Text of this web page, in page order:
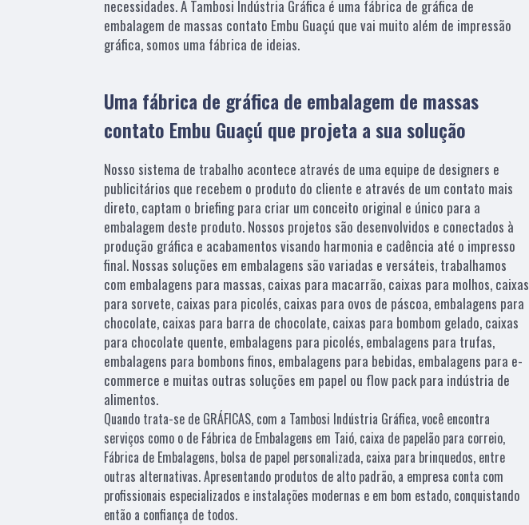
necessidades. A Tambosi Indústria Gráfica é uma fábrica de gráfica de
embalagem de massas contato Embu Guaçú que vai muito além de impressão
gráfica, somos uma fábrica de ideias.
Uma fábrica de gráfica de embalagem de massas
contato Embu Guaçú que projeta a sua solução
Nosso sistema de trabalho acontece através de uma equipe de designers e
publicitários que recebem o produto do cliente e através de um contato mais
direto, captam o briefing para criar um conceito original e único para a
embalagem deste produto. Nossos projetos são desenvolvidos e conectados à
produção gráfica e acabamentos visando harmonia e cadência até o impresso
final. Nossas soluções em embalagens são variadas e versáteis, trabalhamos
com embalagens para massas, caixas para macarrão, caixas para molhos, caixas
para sorvete, caixas para picolés, caixas para ovos de páscoa, embalagens para
chocolate, caixas para barra de chocolate, caixas para bombom gelado, caixas
para chocolate quente, embalagens para picolés, embalagens para trufas,
embalagens para bombons finos, embalagens para bebidas, embalagens para e-
commerce e muitas outras soluções em papel ou flow pack para indústria de
alimentos.
Quando trata-se de GRÁFICAS, com a Tambosi Indústria Gráfica, você encontra
serviços como o de Fábrica de Embalagens em Taió, caixa de papelão para correio,
Fábrica de Embalagens, bolsa de papel personalizada, caixa para brinquedos, entre
outras alternativas. Apresentando produtos de alto padrão, a empresa conta com
profissionais especializados e instalações modernas e em bom estado, conquistando
então a confiança de todos.